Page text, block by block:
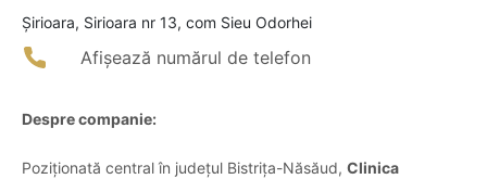
Şirioara, Sirioara nr 13, com Sieu Odorhei
Afișează numărul de telefon
Despre companie:
Poziționată central în județul Bistrița-Năsăud, Clinica